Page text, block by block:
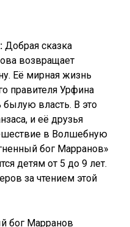
Добрая сказка
возвращает
Её мирная жизнь
правителя Урфина
власть. В это
и её друзья
в Волшебную
бог Марранов»
детям от 5 до 9 лет.
за чтением этой